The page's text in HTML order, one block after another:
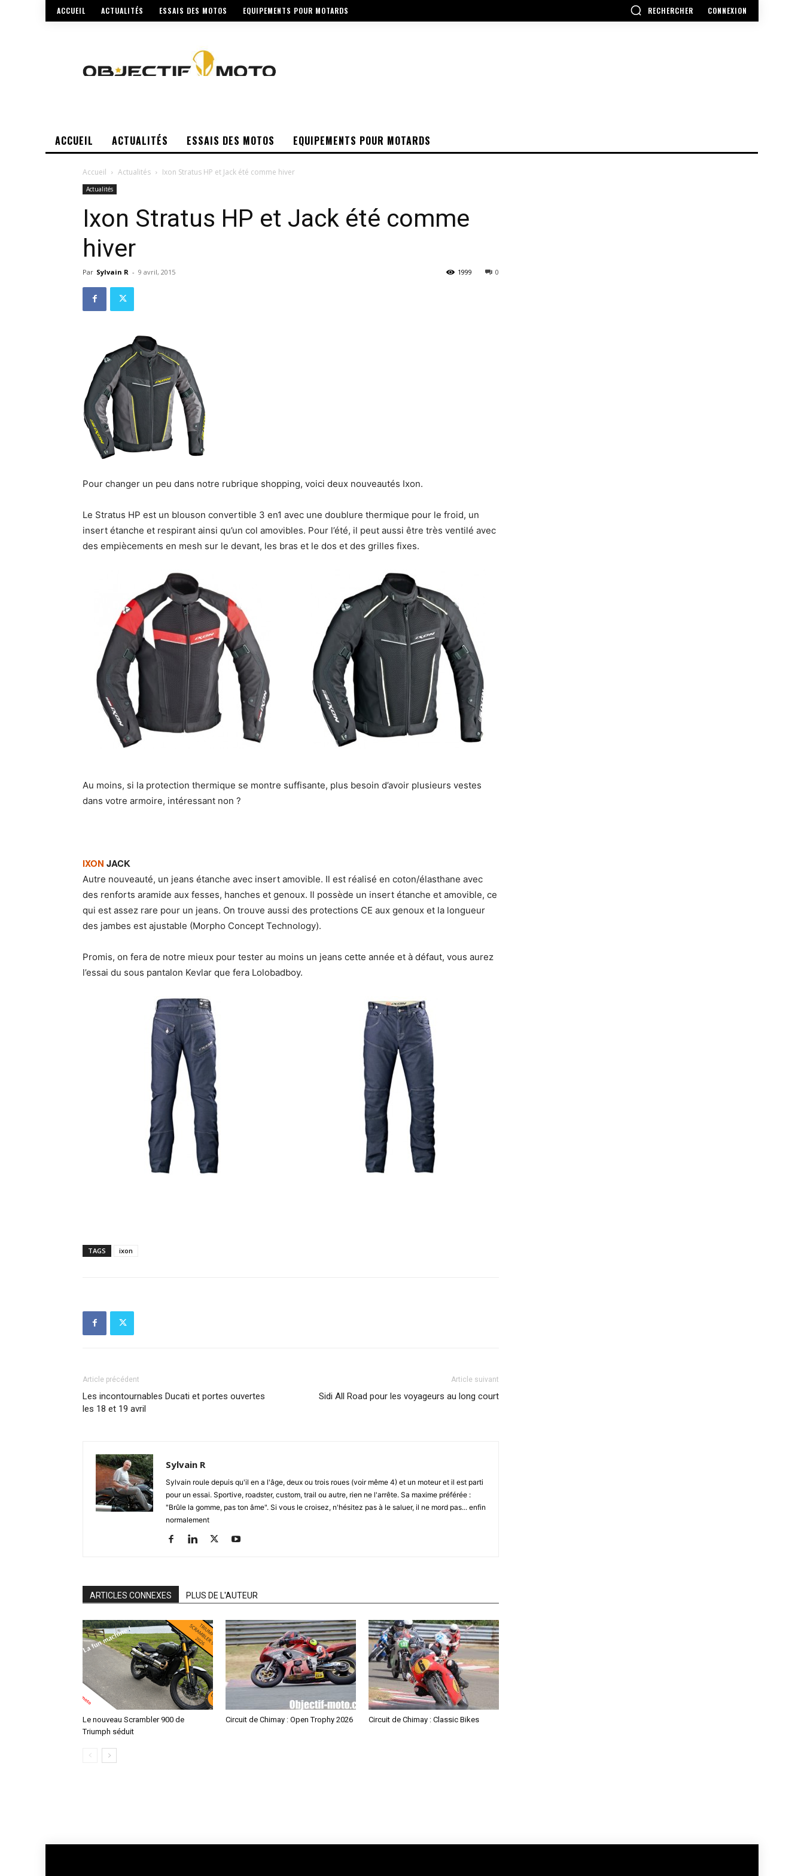
ACCUEIL ACTUALITÉS ESSAIS DES MOTOS EQUIPEMENTS POUR MOTARDS RECHERCHER CONNEXION
ACCUEIL ACTUALITÉS ESSAIS DES MOTOS EQUIPEMENTS POUR MOTARDS
Accueil Actualités Ixon Stratus HP et Jack été comme hiver
Actualités
Ixon Stratus HP et Jack été comme
hiver
Par Sylvain R - 9 avril, 2015 0
1999
Pour changer un peu dans notre rubrique shopping, voici deux nouveautés Ixon.
Le Stratus HP est un blouson convertible 3 en1 avec une doublure thermique pour le froid, un
insert étanche et respirant ainsi qu’un col amovibles. Pour l’été, il peut aussi être très ventilé avec
des empiècements en mesh sur le devant, les bras et le dos et des grilles fixes.
Au moins, si la protection thermique se montre suffisante, plus besoin d’avoir plusieurs vestes
dans votre armoire, intéressant non ?
IXON JACK
Autre nouveauté, un jeans étanche avec insert amovible. Il est réalisé en coton/élasthane avec
des renforts aramide aux fesses, hanches et genoux. Il possède un insert étanche et amovible, ce
qui est assez rare pour un jeans. On trouve aussi des protections CE aux genoux et la longueur
des jambes est ajustable (Morpho Concept Technology).
Promis, on fera de notre mieux pour tester au moins un jeans cette année et à défaut, vous aurez
l’essai du sous pantalon Kevlar que fera Lolobadboy.
TAGS ixon
Article précédent
Les incontournables Ducati et portes ouvertes
les 18 et 19 avril
Article suivant
Sidi All Road pour les voyageurs au long court
Sylvain R
Sylvain roule depuis qu'il en a l'âge, deux ou trois roues (voir même 4) et un moteur et il est parti
pour un essai. Sportive, roadster, custom, trail ou autre, rien ne l'arrête. Sa maxime préférée :
"Brûle la gomme, pas ton âme". Si vous le croisez, n'hésitez pas à le saluer, il ne mord pas... enfin
normalement
ARTICLES CONNEXES PLUS DE L'AUTEUR
Le nouveau Scrambler 900 de
Triumph séduit
Circuit de Chimay : Open Trophy 2026 Circuit de Chimay : Classic Bikes